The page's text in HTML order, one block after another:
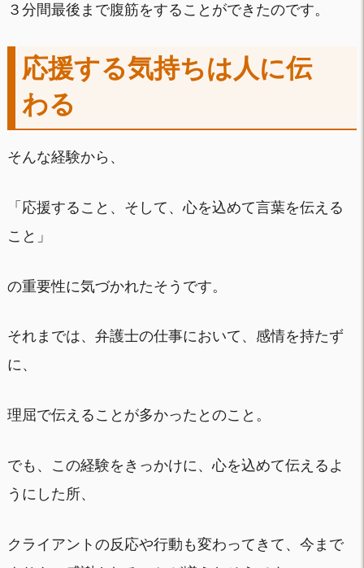
３分間最後まで腹筋をすることができたのです。
応援する気持ちは人に伝
わる
そんな経験から、
「応援すること、そして、心を込めて言葉を伝える
こと」
の重要性に気づかれたそうです。
それまでは、弁護士の仕事において、感情を持たず
に、
理屈で伝えることが多かったとのこと。
でも、この経験をきっかけに、心を込めて伝えるよ
うにした所、
クライアントの反応や行動も変わってきて、今まで